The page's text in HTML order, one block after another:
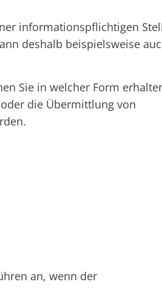
informationspflichtigen
deshalb beispielsweise
Sie in welcher Form
die Übermittlung von
an, wenn der